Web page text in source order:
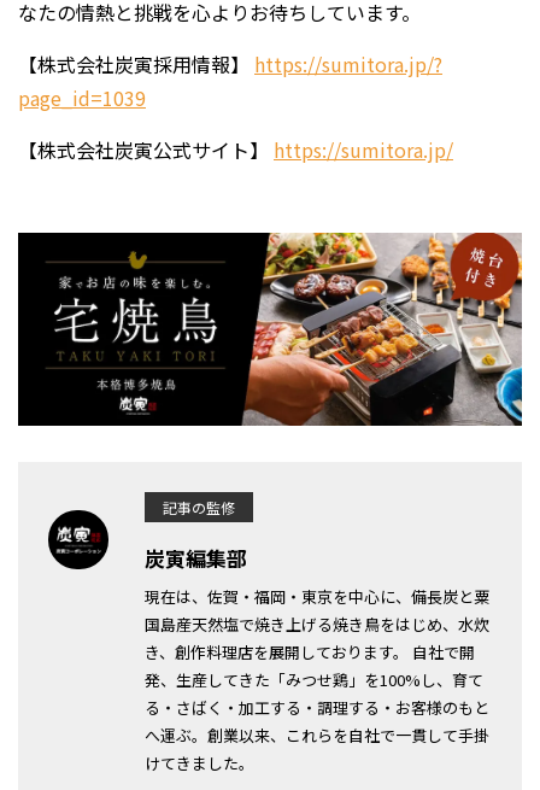
なたの情熱と挑戦を心よりお待ちしています。
【株式会社炭寅採用情報】 https://sumitora.jp/?
page_id=1039
【株式会社炭寅公式サイト】 https://sumitora.jp/
記事の監修
炭寅編集部
現在は、佐賀・福岡・東京を中心に、備長炭と粟
国島産天然塩で焼き上げる焼き鳥をはじめ、水炊
き、創作料理店を展開しております。 自社で開
発、生産してきた「みつせ鶏」を100%し、育て
る・さばく・加工する・調理する・お客様のもと
へ運ぶ。創業以来、これらを自社で一貫して手掛
けてきました。